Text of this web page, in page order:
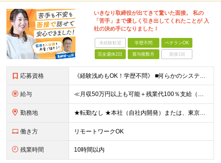
いきなり取締役が出てきて驚いた面接。 私の
「苦手」まで優しく引き出してくれたことが 入
社の決め手になりました！
未経験歓迎 学歴不問 ベテランOK
完全週休2日 賞与複数月 面接1回
応募資格 《経験浅めもOK！学歴不問》 ■何らかのシステム開発経験をお持ちの方 （開発の経験年数、業界は一切問いません） ※ブランクある方もOK！まずはお気軽にご応募ください！ 【代表窪田より】 どのような人
給与 ≪月収50万円以上も可能＋残業代100％支給（みなし残業なし）≫ ★通勤手当（月3万円まで） ★家族手当（配偶者：月1万円、子供1人：月1万円） ★社宅（自己負担約3割で入居可能） ★家賃補助（毎月最
勤務地 ★転勤なし ★本社（自社内開発）または、東京23区・横浜のプロジェクト先での勤務です 【本社】 東京都千代田区内神田3-10-8 NSFTビル ★社内受託案件も多数あり！ ★月に一度帰社日があります
働き方 リモートワークOK
残業時間 10時間以内